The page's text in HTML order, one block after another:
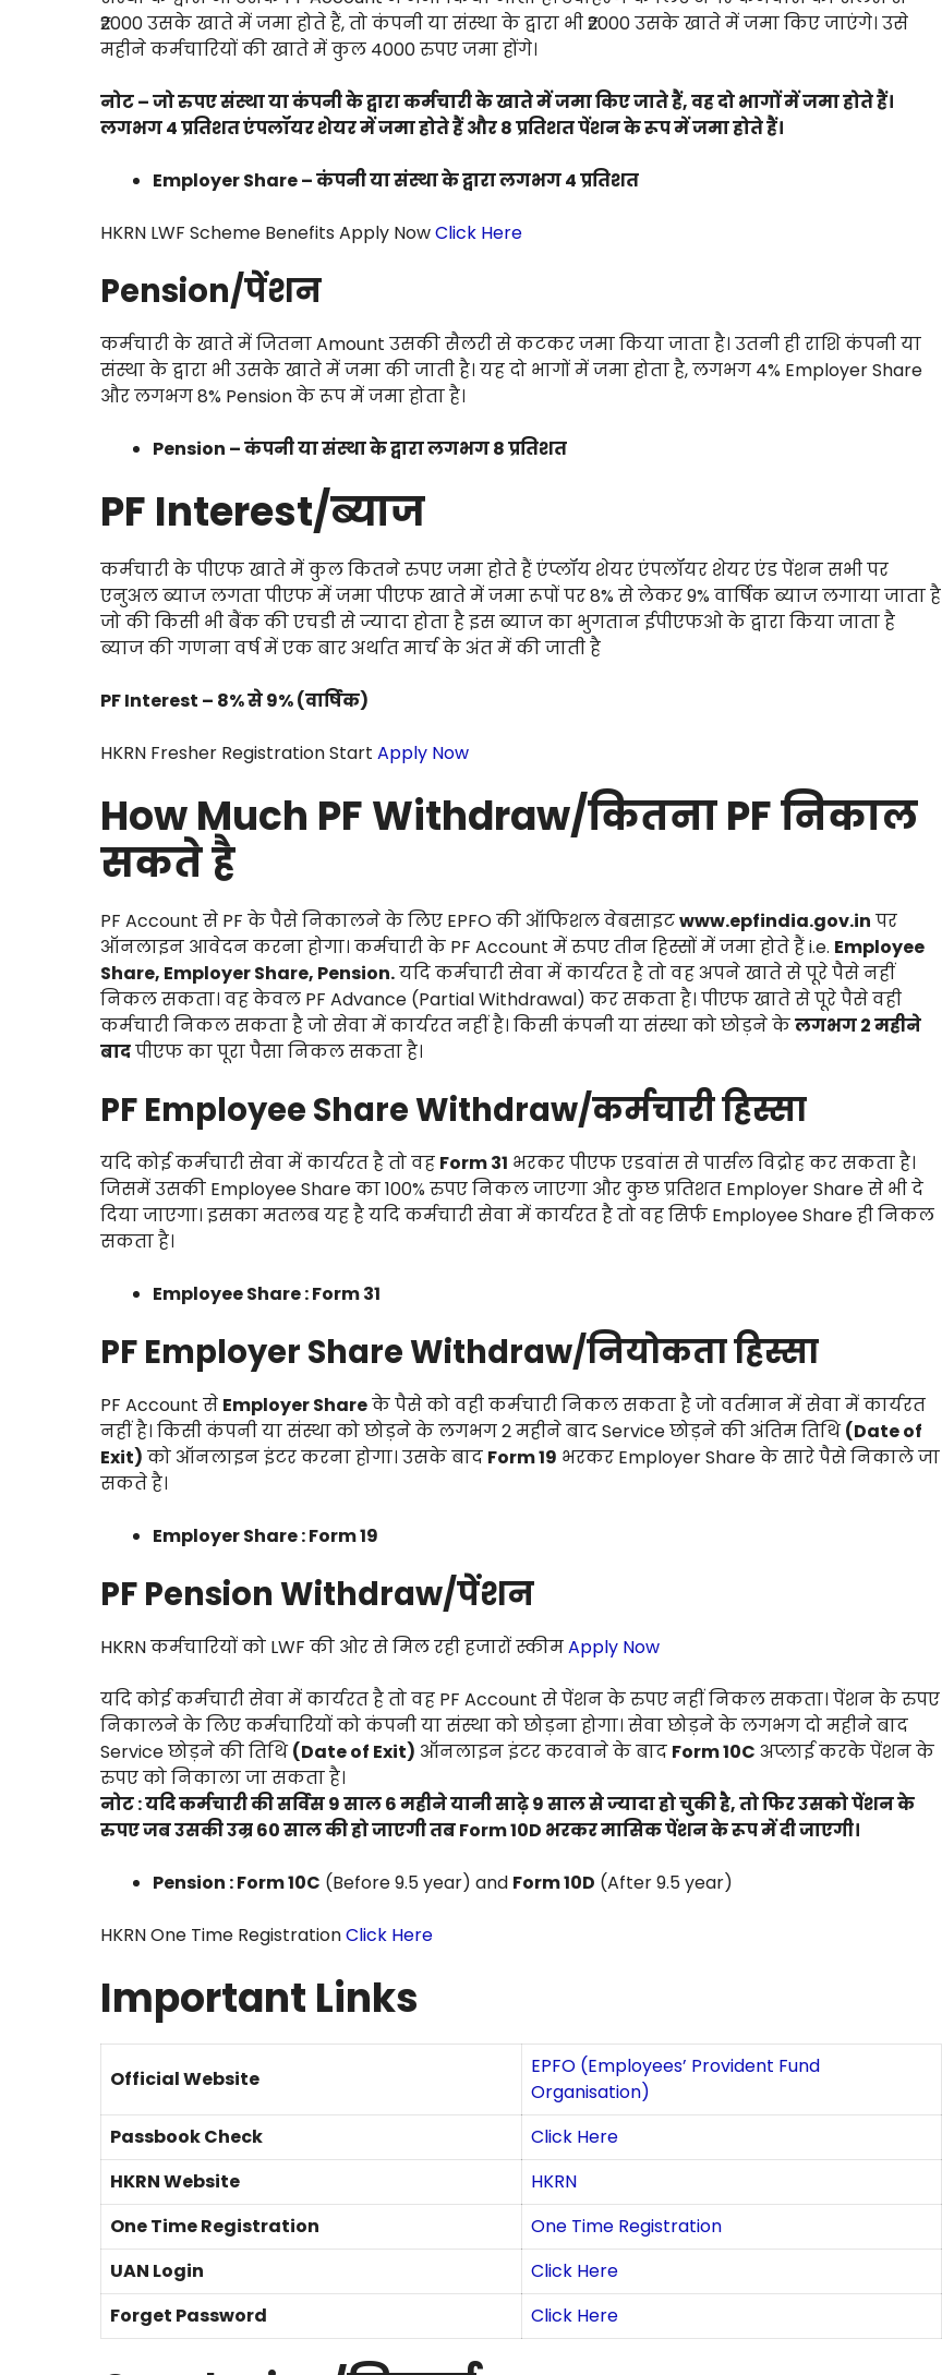
₹2000 उसके खाते में जमा होते हैं, तो कंपनी या संस्था के द्वारा भी ₹2000 उसके खाते में जमा किए जाएंगे। उसे
महीने कर्मचारियों की खाते में कुल 4000 रुपए जमा होंगे।
नोट – जो रुपए संस्था या कंपनी के द्वारा कर्मचारी के खाते में जमा किए जाते हैं, वह दो भागों में जमा होते हैं।
लगभग 4 प्रतिशत एंपलॉयर शेयर में जमा होते हैं और 8 प्रतिशत पेंशन के रूप में जमा होते हैं।
Employer Share – कंपनी या संस्था के द्वारा लगभग 4 प्रतिशत
HKRN LWF Scheme Benefits Apply NowClick Here
Pension/पेंशन
कर्मचारी के खाते में जितना Amount उसकी सैलरी से कटकर जमा किया जाता है। उतनी ही राशि कंपनी या
संस्था के द्वारा भी उसके खाते में जमा की जाती है। यह दो भागों में जमा होता है, लगभग 4% Employer Share
और लगभग 8% Pension के रूप में जमा होता है।
Pension – कंपनी या संस्था के द्वारा लगभग 8 प्रतिशत
PF Interest/ब्याज
कर्मचारी के पीएफ खाते में कुल कितने रुपए जमा होते हैं एंप्लॉय शेयर एंपलॉयर शेयर एंड पेंशन सभी पर
एनुअल ब्याज लगता पीएफ में जमा पीएफ खाते में जमा रूपों पर 8% से लेकर 9% वार्षिक ब्याज लगाया जाता है
जो की किसी भी बैंक की एचडी से ज्यादा होता है इस ब्याज का भुगतान ईपीएफओ के द्वारा किया जाता है
ब्याज की गणना वर्ष में एक बार अर्थात मार्च के अंत में की जाती है
PF Interest – 8% से 9% (वार्षिक)
HKRN Fresher Registration Start Apply Now
How Much PF Withdraw/कितना PF निकाल
सकते है
PF Account से PF के पैसे निकालने के लिए EPFO की ऑफिशल वेबसाइटwww.epfindia.gov.in पर
ऑनलाइन आवेदन करना होगा। कर्मचारी के PF Account में रुपए तीन हिस्सों में जमा होते हैं i.e. Employee
Share, Employer Share, Pension.यदि कर्मचारी सेवा में कार्यरत है तो वह अपने खाते से पूरे पैसे नहीं
निकल सकता। वह केवल PF Advance (Partial Withdrawal) कर सकता है। पीएफ खाते से पूरे पैसे वही
कर्मचारी निकल सकता है जो सेवा में कार्यरत नहीं है। किसी कंपनी या संस्था को छोड़ने केलगभग 2 महीने
बादपीएफ का पूरा पैसा निकल सकता है।
PF Employee Share Withdraw/कर्मचारी हिस्सा
यदि कोई कर्मचारी सेवा में कार्यरत है तो वह Form 31 भरकर पीएफ एडवांस से पार्सल विद्रोह कर सकता है।
जिसमें उसकी Employee Share का 100% रुपए निकल जाएगा और कुछ प्रतिशत Employer Share से भी दे
दिया जाएगा। इसका मतलब यह है यदि कर्मचारी सेवा में कार्यरत है तो वह सिर्फ Employee Share ही निकल
सकता है।
Employee Share : Form 31
PF Employer Share Withdraw/नियोकता हिस्सा
PF Account से Employer Shareके पैसे को वही कर्मचारी निकल सकता है जो वर्तमान में सेवा में कार्यरत
नहीं है। किसी कंपनी या संस्था को छोड़ने के लगभग 2 महीने बाद Service छोड़ने की अंतिम तिथि(Date of
Exit) को ऑनलाइन इंटर करना होगा। उसके बाद Form 19 भरकर Employer Share के सारे पैसे निकाले जा
सकते है।
Employer Share : Form 19
PF Pension Withdraw/पेंशन
HKRN कर्मचारियों को LWF की ओर से मिल रही हजारों स्कीमApply Now
यदि कोई कर्मचारी सेवा में कार्यरत है तो वह PF Account से पेंशन के रुपए नहीं निकल सकता। पेंशन के रुपए
निकालने के लिए कर्मचारियों को कंपनी या संस्था को छोड़ना होगा। सेवा छोड़ने के लगभग दो महीने बाद
Service छोड़ने की तिथि(Date of Exit) ऑनलाइन इंटर करवाने के बाद Form 10C अप्लाई करके पेंशन के
रुपए को निकाला जा सकता है।
नोट : यदि कर्मचारी की सर्विस 9 साल 6 महीने यानी साढ़े 9 साल से ज्यादा हो चुकी है, तो फिर उसको पेंशन के
रुपए जब उसकी उम्र 60 साल की हो जाएगी तब Form 10D भरकर मासिक पेंशन के रूप में दी जाएगी।
Pension : Form 10C (Before 9.5 year) and Form 10D (After 9.5 year)
HKRN One Time RegistrationClick Here
Important Links
Official Website
EPFO (Employees’ Provident Fund
Organisation)
Passbook Check
Click Here
HKRN Website
HKRN
One Time Registration
One Time Registration
UAN Login
Click Here
Forget Password
Click Here